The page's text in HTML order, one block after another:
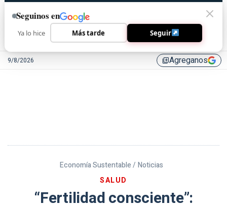
9/8/2026 library_addAgreganos
Economía Sustentable / Noticias
SALUD
“Fertilidad consciente”:
Seguinos en
Ya lo hice Más tarde Seguir